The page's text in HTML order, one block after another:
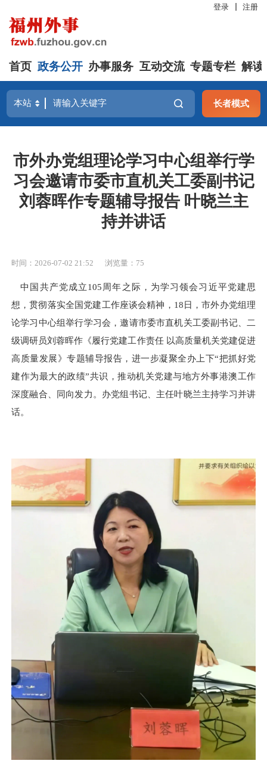
登录 注册
首页 政务公开 办事服务 互动交流 专题专栏 解读
长者模式
市外办党组理论学习中心组举行学
习会邀请市委市直机关工委副书记
刘蓉晖作专题辅导报告 叶晓兰主
持并讲话
时间：2026-07-02 21:52 浏览量：75
中国共产党成立105周年之际，为学习领会习近平党建思
想，贯彻落实全国党建工作座谈会精神，18日，市外办党组理
论学习中心组举行学习会，邀请市委市直机关工委副书记、二
级调研员刘蓉晖作《履行党建工作责任 以高质量机关党建促进
高质量发展》专题辅导报告，进一步凝聚全办上下“把抓好党
建作为最大的政绩”共识，推动机关党建与地方外事港澳工作
深度融合、同向发力。办党组书记、主任叶晓兰主持学习并讲
话。